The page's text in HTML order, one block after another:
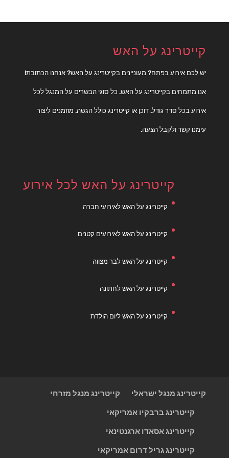
קייטרינג על האש
יש לכם אירוע בפתח? מעוניינים בקייטרינג על האש? אנחנו הכתובת!
אנו מתמחים בקייטרינג על האש. כל סוגי הבשרים על המנגל לכל
אירוע בכל סדר גודל. דוכן או קייטרינג כולל הגשה. מוזמנים ליצור
עימנו קשר ולקבל הצעה.
קייטרינג על האש לכל אירוע
קייטרינג על האש לאירועי חברה
קייטרינג על האש לאירועים קטנים
קייטרינג על האש לבר מצווה
קייטרינג על האש לחתונה
קייטרינג על האש ליום הולדת
קייטרינג מנגל ישראלי קייטרינג מנגל מזרחי
קייטרינג ברבקיו אמריקאי
קייטרינג אסאדו ארגנטינאי
קייטרינג גריל דרום אמריקאי